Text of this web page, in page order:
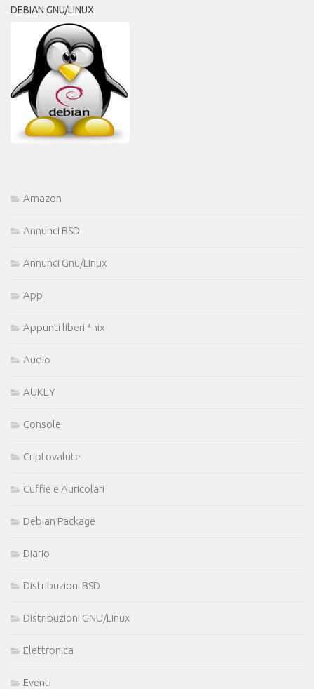
DEBIAN GNU/LINUX
Amazon
Annunci BSD
Annunci Gnu/Linux
App
Appunti liberi *nix
Audio
AUKEY
Console
Criptovalute
Cuffie e Auricolari
Debian Package
Diario
Distribuzioni BSD
Distribuzioni GNU/Linux
Elettronica
Eventi